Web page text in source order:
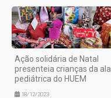
Ação solidária de Natal
presenteia crianças da ala
pediátrica do HUEM
18/12/2023